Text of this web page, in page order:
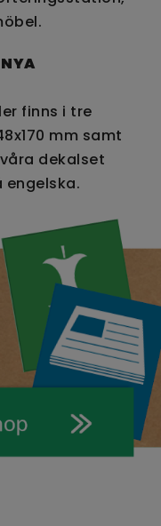
finns i tre
mm samt
våra dekalset